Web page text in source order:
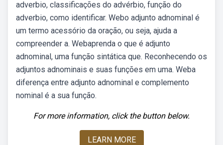
adverbio, classificações do advérbio, função do
adverbio, como identificar. Webo adjunto adnominal é
um termo acessório da oração, ou seja, ajuda a
compreender a. Webaprenda o que é adjunto
adnominal, uma função sintática que. Reconhecendo os
adjuntos adnominais e suas funções em uma. Weba
diferença entre adjunto adnominal e complemento
nominal é a sua função.
For more information, click the button below.
LEARN MORE